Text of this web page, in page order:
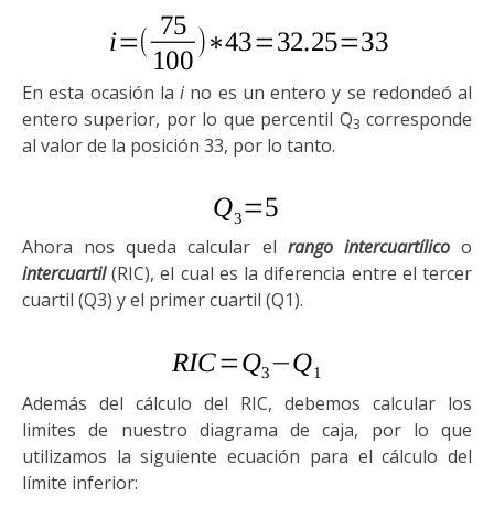
En esta ocasión la ino es un entero y se redondeó al
entero superior, por lo que percentil Q3 corresponde
al valor de la posición 33, por lo tanto.
Ahora nos queda calcular el rango intercuartílicoo
intercuartil(RIC), el cual es la diferencia entre el tercer
cuartil (Q3) y el primer cuartil (Q1).
Además del cálculo del RIC, debemos calcular los
limites de nuestro diagrama de caja, por lo que
utilizamos la siguiente ecuación para el cálculo del
límite inferior: